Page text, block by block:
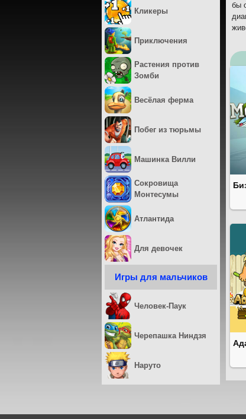
бы
Кликеры
Приключения
Растения против
Зомби
Весёлая ферма
Побег из тюрьмы
Машинка Вилли
Сокровища
Монтесумы
Атлантида
Для девочек
Игры для мальчиков
Человек-Паук
Черепашка Ниндзя
Наруто